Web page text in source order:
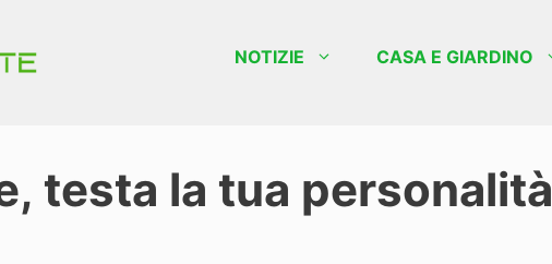
NOTIZIE CASA E GIARDINO
testa la tua personalità